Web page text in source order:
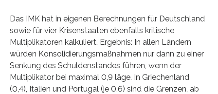
Das IMK hat in eigenen Berechnungen für Deutschland
sowie für vier Krisenstaaten ebenfalls kritische
Multiplikatoren kalkuliert. Ergebnis: In allen Ländern
würden Konsolidierungsmaßnahmen nur dann zu einer
Senkung des Schuldenstandes führen, wenn der
Multiplikator bei maximal 0,9 läge. In Griechenland
(0,4), Italien und Portugal (je 0,6) sind die Grenzen, ab